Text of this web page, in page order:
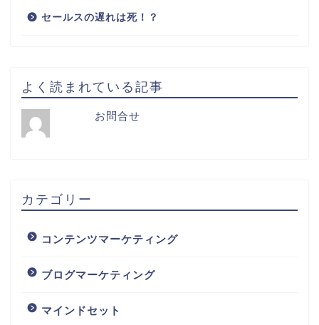
セールスの遅れは死！？
よく読まれている記事
お問合せ
カテゴリー
コンテンツマーケティング
ブログマーケティング
マインドセット